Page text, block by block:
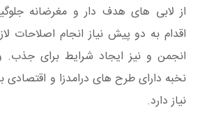
از لابی های هدف دار و مغرضانه
اقدام به دو پیش نیاز انجام اصلاحات
انجمن و نیز ایجاد شرایط برای
نخبه دارای طرح های درامدزا و اقتصادی
نیاز دارد.